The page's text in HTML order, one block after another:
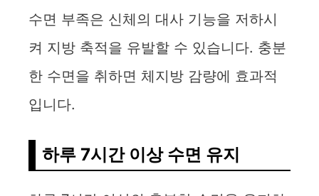
수면 부족은 신체의 대사 기능을 저하시
켜 지방 축적을 유발할 수 있습니다. 충분
한 수면을 취하면 체지방 감량에 효과적
입니다.
하루 7시간 이상 수면 유지